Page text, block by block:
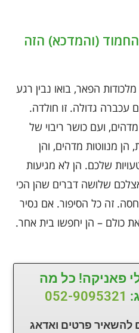
(והמדכא) הזה
הפאר, בואו נבין רגע
עכברה גדולה. זו חולדה.
ועם כושר ריבוי של
הן מנווטות מדהים, והן
שלכם. הן לא מגיעות
שלושה דברים שהן הכי
זה כל הסיפור. אם נסיר
כולם – הן יחפשו בית אחר.
פאניקה! כל מה
052-9095321
להשאיר פרטים ואדאג